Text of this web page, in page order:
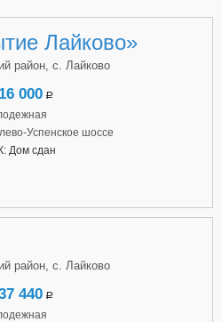
Лайково»
район, с. Лайково
000 a
Успенское шоссе
Дом сдан
район, с. Лайково
440 a